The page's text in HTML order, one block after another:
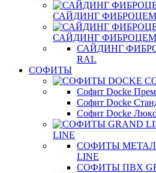
САЙДИНГ
САЙДИНГ
САЙДИНГ
RAL
СОФИТЫ
Софит Docke
Софит Docke
Софит Docke Люкс
LINE
СОФИТЫ
LINE
СОФИТЫ ПВХ